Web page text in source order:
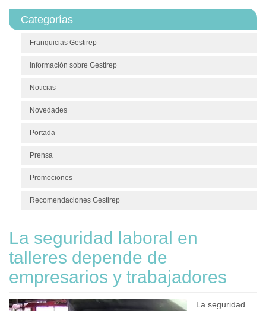
Categorías
Franquicias Gestirep
Información sobre Gestirep
Noticias
Novedades
Portada
Prensa
Promociones
Recomendaciones Gestirep
La seguridad laboral en
talleres depende de
empresarios y trabajadores
La seguridad